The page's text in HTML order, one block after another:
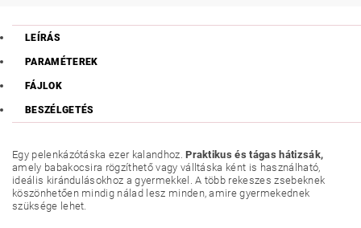
LEÍRÁS
PARAMÉTEREK
FÁJLOK
BESZÉLGETÉS
Egy pelenkázótáska ezer kalandhoz.Praktikus és tágas hátizsák,
amely babakocsira rögzíthető vagy válltáska ként is használható,
ideális kirándulásokhoz a gyermekkel. A több rekeszes zsebeknek
köszönhetően mindig nálad lesz minden, amire gyermekednek
szüksége lehet.